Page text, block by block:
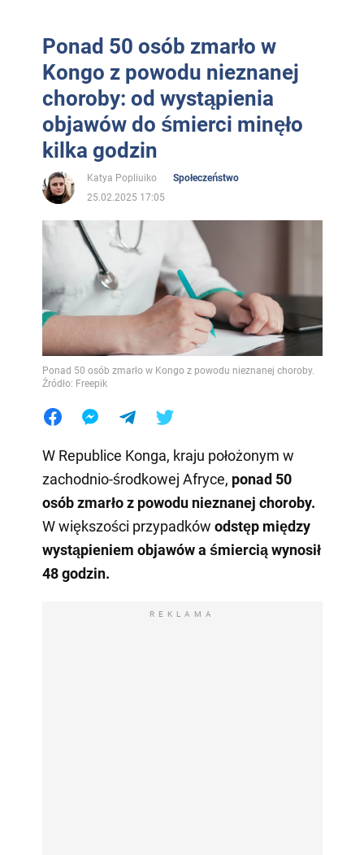
Ponad 50 osób zmarło w
Kongo z powodu nieznanej
choroby: od wystąpienia
objawów do śmierci minęło
kilka godzin
Katya Popliuiko
Społeczeństwo
25.02.2025 17:05
Ponad 50 osób zmarło w Kongo z powodu nieznanej choroby.
Źródło: Freepik
W Republice Konga, kraju położonym w
zachodnio-środkowej Afryce, ponad 50
osób zmarło z powodu nieznanej choroby.
W większości przypadków odstęp między
wystąpieniem objawów a śmiercią wynosił
48 godzin.
REKLAMA